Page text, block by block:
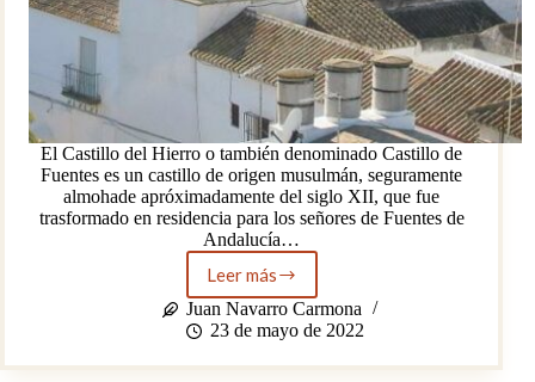
El Castillo del Hierro o también denominado Castillo de
Fuentes es un castillo de origen musulmán, seguramente
almohade apróximadamente del siglo XII, que fue
trasformado en residencia para los señores de Fuentes de
Andalucía…
Leer másCastillo
del
Hierro
de
Juan Navarro Carmona
23 de mayo de 2022